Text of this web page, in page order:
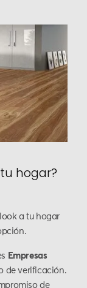
hogar?
a tu hogar
Empresas
de verificación.
de